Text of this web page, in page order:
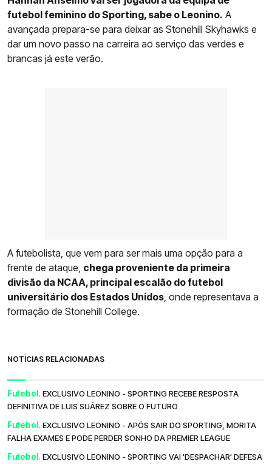
futebol feminino do Sporting, sabe o Leonino. A
avançada prepara-se para deixar as Stonehill Skyhawks e
dar um novo passo na carreira ao serviço das verdes e
brancas já este verão.
A futebolista, que vem para ser mais uma opção para a
frente de ataque, chega proveniente da primeira
divisão da NCAA, principal escalão do futebol
universitário dos Estados Unidos , onde representava a
formação de Stonehill College.
NOTÍCIAS RELACIONADAS
Futebol. EXCLUSIVO LEONINO - SPORTING RECEBE RESPOSTA
DEFINITIVA DE LUIS SUÁREZ SOBRE O FUTURO
Futebol. EXCLUSIVO LEONINO - APÓS SAIR DO SPORTING, MORITA
FALHA EXAMES E PODE PERDER SONHO DA PREMIER LEAGUE
Futebol. EXCLUSIVO LEONINO - SPORTING VAI 'DESPACHAR' DEFESA